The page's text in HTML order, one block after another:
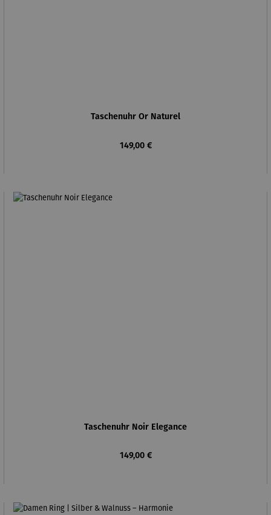
Taschenuhr Or Naturel
Regulärer Preis:
149,00 €
Taschenuhr Noir Elegance
Regulärer Preis:
149,00 €